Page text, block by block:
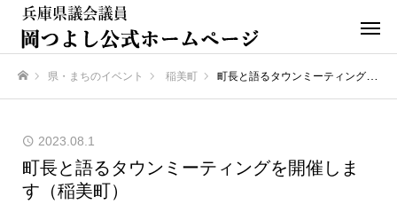
県・まちのイベント 稲美町 町長と語るタウンミーティングを開催します（稲美町）
2023.08.1
町長と語るタウンミーティングを開催しま
す（稲美町）